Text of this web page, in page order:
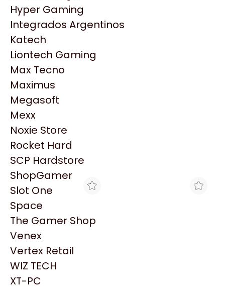
Intel
Kingston
Lenovo
Logitech
MSI
NVIDIA GeForce
NZXT
PNY
Palit
Philips
PowerColor
Razer
Redragon
Samsung
Sandisk
Sapphire
Seagate
Sentey
Solarmax
Hyper Gaming
Integrados Argentinos
Katech
Liontech Gaming
Max Tecno
Maximus
Megasoft
Mexx
Noxie Store
Rocket Hard
SCP Hardstore
ShopGamer
Slot One
Space
The Gamer Shop
Venex
Vertex Retail
WIZ TECH
XT-PC
Productos
Similares
Explorá más productos similares
THE GAMER SHOP
MOTHERBOARD
WIFI6E LGA1851 DDR5
$299.930